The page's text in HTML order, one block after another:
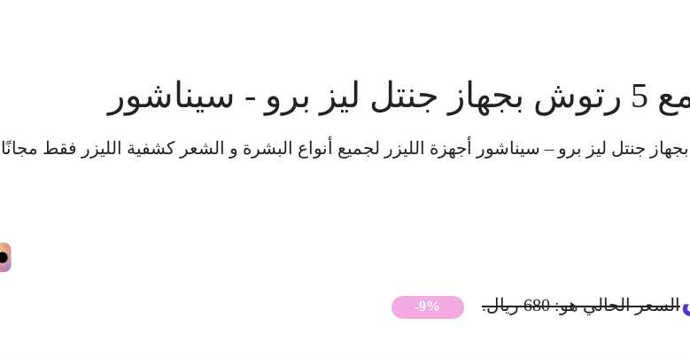
5 رتوش للجسم كامل بجهاز جنتل ليز برو – سيناشور أجهزة الليزر لجميع أنواع البشرة و الشعر كشفية الليزر فقط مجانًا
السعر الحالي هو: 680 ريال. -9%